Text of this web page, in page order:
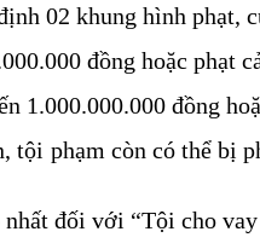
02 khung hình phạt,
đồng hoặc phạt
1.000.000.000 đồng
tội phạm còn có thể bị
đối với “Tội cho